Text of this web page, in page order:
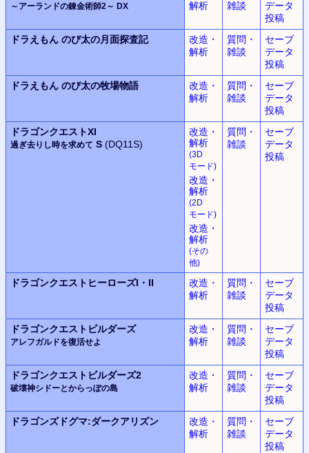
～アーランドの錬金術師2～ DX 解析 雑談
データ
投稿
ドラえもん のび太の月面探査記
改造・
解析
質問・
雑談
セーブ
データ
投稿
ドラえもん のび太の牧場物語
改造・
解析
質問・
雑談
セーブ
データ
投稿
ドラゴンクエストXI
過ぎ去りし時を求めて S (DQ11S)
改造・
解析
(3D
モード)
改造・
解析
(2D
モード)
改造・
解析
(その
他)
質問・
雑談
セーブ
データ
投稿
ドラゴンクエストヒーローズI・II
改造・
解析
質問・
雑談
セーブ
データ
投稿
ドラゴンクエストビルダーズ
アレフガルドを復活せよ
改造・
解析
質問・
雑談
セーブ
データ
投稿
ドラゴンクエストビルダーズ2
破壊神シドーとからっぽの島
改造・
解析
質問・
雑談
セーブ
データ
投稿
ドラゴンズドグマ:ダークアリズン
改造・
解析
質問・
雑談
セーブ
データ
投稿